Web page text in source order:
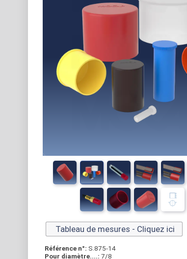
Tableau de mesures - Cliquez ici
Référence n°: S.875-14
Pour diamètre....: 7/8